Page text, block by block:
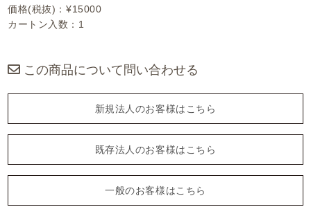
価格(税抜)：¥15000
カートン入数：1
この商品について問い合わせる
新規法人のお客様はこちら
既存法人のお客様はこちら
一般のお客様はこちら